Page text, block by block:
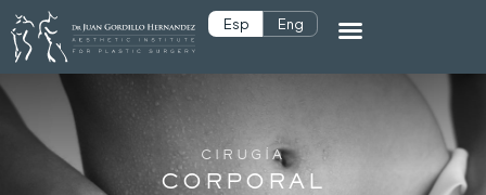
Esp Eng
CIRUGÍA
CORPORAL